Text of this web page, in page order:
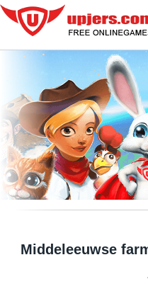
WOW – DEZE
MISSEN!
Middeleeuwse